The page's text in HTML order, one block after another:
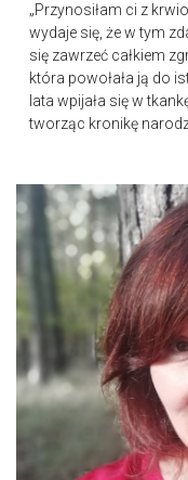
„Przynosiłam ci z
wydaje się, że w tym
się zawrzeć całkiem
która powołała ją do
lata wpijała się w
tworząc kronikę